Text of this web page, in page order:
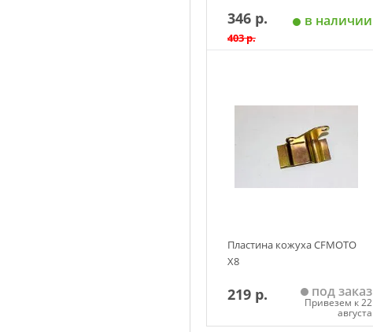
346 р.
403 р.
в наличии
Пластина кожуха CFMOTO
X8
219 р. под заказ
Привезем к 22
августа